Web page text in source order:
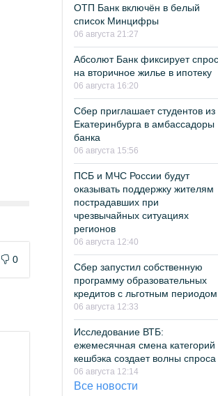
0
ОТП Банк включён в белый
список Минцифры
06 августа 21:27
Абсолют Банк фиксирует спрос
на вторичное жилье в ипотеку
06 августа 16:20
Сбер приглашает студентов из
Екатеринбурга в амбассадоры
банка
06 августа 15:56
ПСБ и МЧС России будут
оказывать поддержку жителям
пострадавших при
чрезвычайных ситуациях
регионов
06 августа 12:40
Сбер запустил собственную
программу образовательных
кредитов с льготным периодом
06 августа 12:33
Исследование ВТБ:
ежемесячная смена категорий
кешбэка создает волны спроса
06 августа 12:14
Все новости